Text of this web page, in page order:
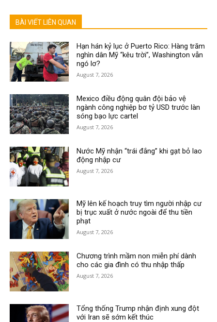
BÀI VIẾT LIÊN QUAN
Hạn hán kỷ lục ở Puerto Rico: Hàng trăm
nghìn dân Mỹ “kêu trời”, Washington vẫn
ngó lơ?
August 7, 2026
Mexico điều động quân đội bảo vệ
ngành công nghiệp bơ tỷ USD trước làn
sóng bạo lực cartel
August 7, 2026
Nước Mỹ nhận “trái đắng” khi gạt bỏ lao
động nhập cư
August 7, 2026
Mỹ lên kế hoạch truy tìm người nhập cư
bị trục xuất ở nước ngoài để thu tiền
phạt
August 7, 2026
Chương trình mầm non miễn phí dành
cho các gia đình có thu nhập thấp
August 7, 2026
Tổng thống Trump nhận định xung đột
với Iran sẽ sớm kết thúc